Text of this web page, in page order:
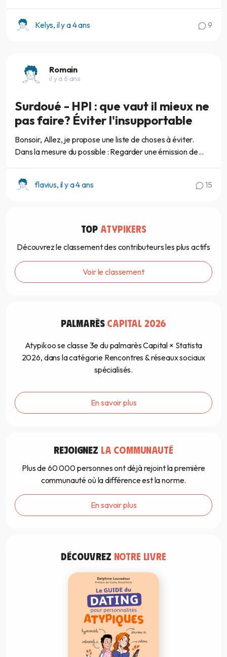
Kelys, il y a 4 ans 9
Romain
il y a 6 ans
Surdoué - HPI : que vaut il mieux ne
pas faire? Éviter l'insupportable
Bonsoir, Allez, je propose une liste de choses à éviter.
Dans la mesure du possible : Regarder une émission de...
flavius, il y a 4 ans 15
TOP ATYPIKERS
Découvrez le classement des contributeurs les plus actifs
Voir le classement
PALMARÈS CAPITAL 2026
Atypikoo se classe 3e du palmarès Capital × Statista
2026, dans la catégorie Rencontres & réseaux sociaux
spécialisés.
En savoir plus
REJOIGNEZ LA COMMUNAUTÉ
Plus de 60 000 personnes ont déjà rejoint la première
communauté où la différence est la norme.
En savoir plus
DÉCOUVREZ NOTRE LIVRE